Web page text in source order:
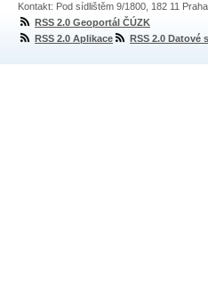
Kontakt: Pod sídlištěm 9/1800, 182 11
RSS 2.0 Geoportál ČÚZK
RSS 2.0 Aplikace
RSS 2.0 Datové